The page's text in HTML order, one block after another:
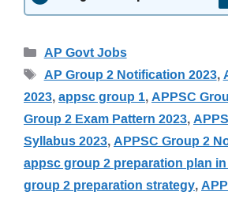
Categories
AP Govt Jobs
Tags
AP Group 2 Notification 2023,
2023,appsc group 1,APPSC
Group 2 Exam Pattern 2023,
Syllabus 2023,APPSC Group 2
appsc group 2 preparation plan
group 2 preparation strategy,